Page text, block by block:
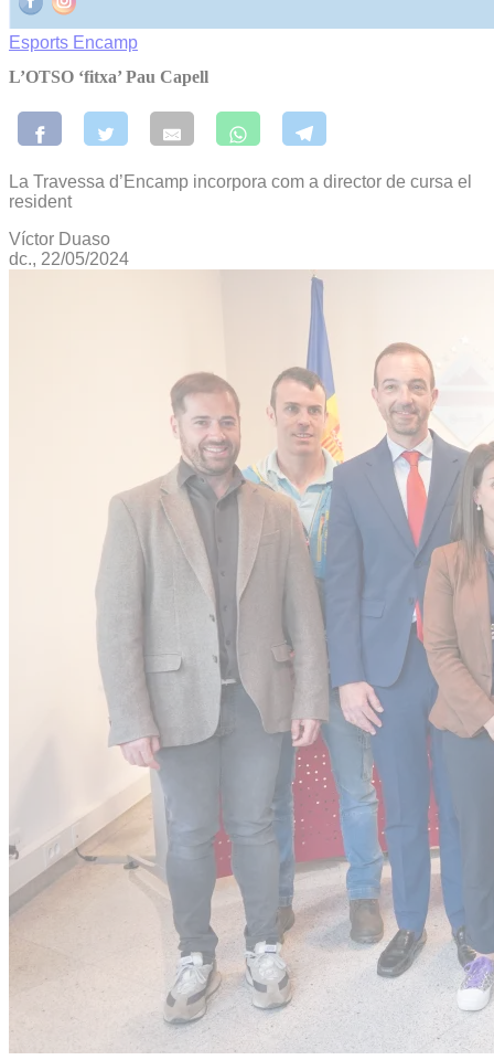
Esports Encamp
L’OTSO ‘fitxa’ Pau Capell
La Travessa d’Encamp incorpora com a director de cursa el
resident
Víctor Duaso
dc., 22/05/2024